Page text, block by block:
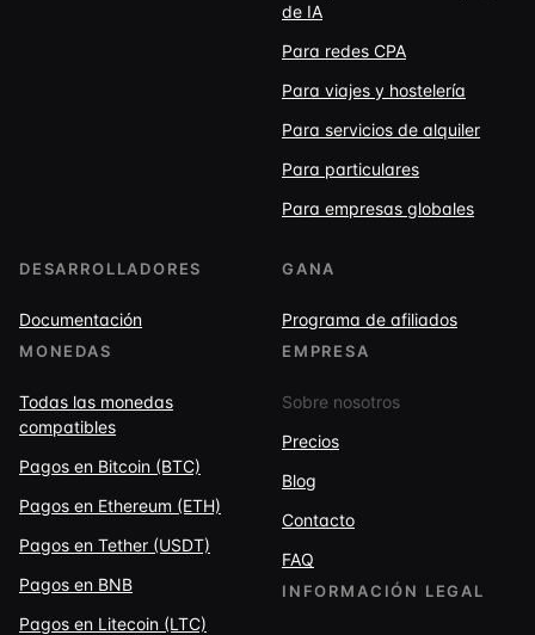
de IA
Para redes CPA
Para viajes y hostelería
Para servicios de alquiler
Para particulares
Para empresas globales
DESARROLLADORES
Documentación
MONEDAS
Todas las monedas
compatibles
Pagos en Bitcoin (BTC)
Pagos en Ethereum (ETH)
Pagos en Tether (USDT)
Pagos en BNB
Pagos en Litecoin (LTC)
GANA
Programa de afiliados
EMPRESA
Sobre nosotros
Precios
Blog
Contacto
FAQ
INFORMACIÓN LEGAL